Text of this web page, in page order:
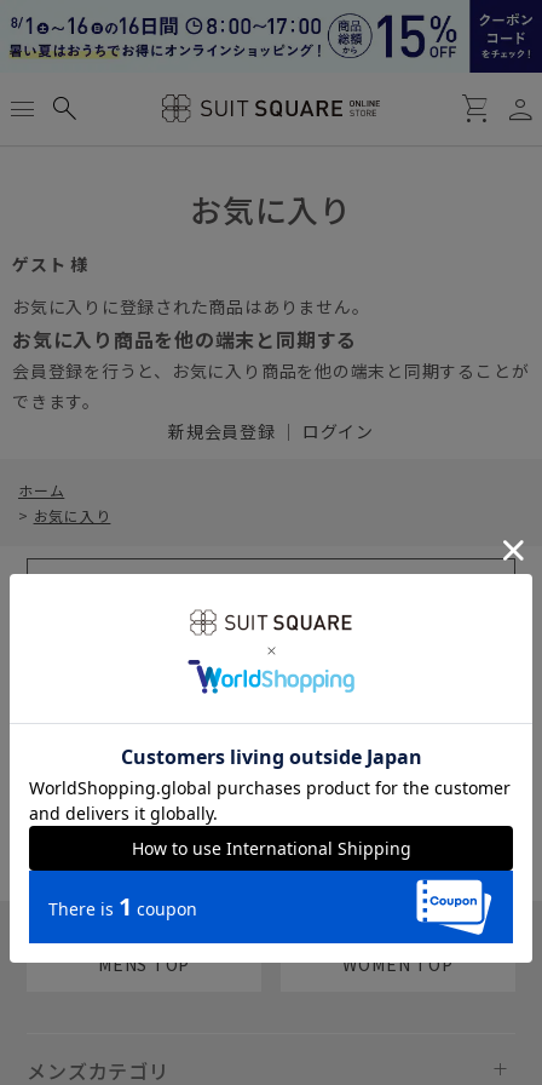
menu search shopping_cart person
お気に入り
ゲスト 様
お気に入りに登録された商品はありません。
お気に入り商品を他の端末と同期する
会員登録を行うと、お気に入り商品を他の端末と同期することが
できます。
新規会員登録 ｜ ログイン
ホーム
> お気に入り
sms
MENS TOP WOMEN TOP
メンズカテゴリ